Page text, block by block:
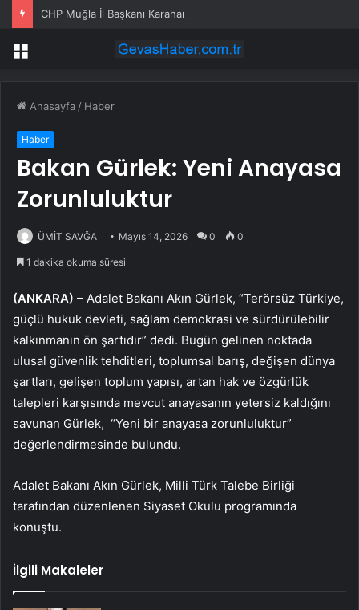
CHP Muğla İl Başkanı Karahan Göreve Başladı
Menü
Anasayfa / Haber
Haber
Bakan Gürlek: Yeni Anayasa
Zorunluluktur
ÜMİT SAVĞA Mayıs 14, 2026 0 0
1 dakika okuma süresi
(ANKARA) – Adalet Bakanı Akın Gürlek, “Terörsüz Türkiye,
güçlü hukuk devleti, sağlam demokrasi ve sürdürülebilir
kalkınmanın ön şartıdır” dedi. Bugün gelinen noktada
ulusal güvenlik tehditleri, toplumsal barış, değişen dünya
şartları, gelişen toplum yapısı, artan hak ve özgürlük
talepleri karşısında mevcut anayasanın yetersiz kaldığını
savunan Gürlek, “Yeni bir anayasa zorunluluktur”
değerlendirmesinde bulundu.
Adalet Bakanı Akın Gürlek, Milli Türk Talebe Birliği
tarafından düzenlenen Siyaset Okulu programında
konuştu.
İlgili Makaleler